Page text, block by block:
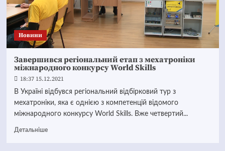
Новини
Завершився регіональний етап з мехатроніки
міжнародного конкурсу World Skills
18:37 15.12.2021
В Україні відбувся регіональний відбірковий тур з
мехатроніки, яка є однією з компетенцій відомого
міжнародного конкурсу World Skills. Вже четвертий...
Детальніше